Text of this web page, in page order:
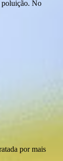
poluição. No
por mais